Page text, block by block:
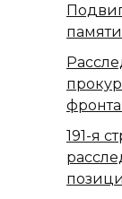
памяти
фронта
191-я